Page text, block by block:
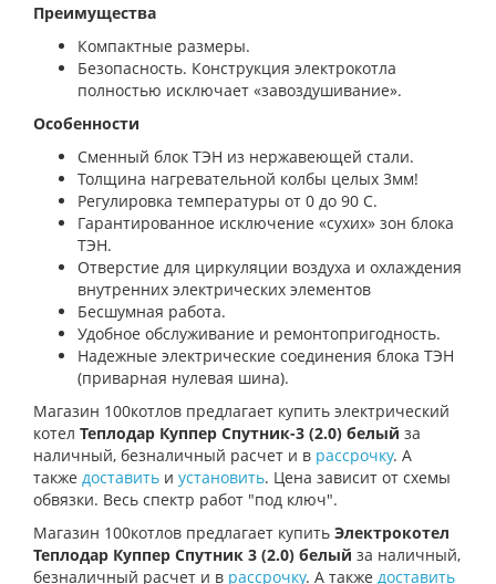
Преимущества
Компактные размеры.
Безопасность. Конструкция электрокотла
полностью исключает «завоздушивание».
Особенности
Сменный блок ТЭН из нержавеющей стали.
Толщина нагревательной колбы целых 3мм!
Регулировка температуры от 0 до 90 С.
Гарантированное исключение «сухих» зон блока
ТЭН.
Отверстие для циркуляции воздуха и охлаждения
внутренних электрических элементов
Бесшумная работа.
Удобное обслуживание и ремонтопригодность.
Надежные электрические соединения блока ТЭН
(приварная нулевая шина).
Магазин 100котлов предлагает купить электрический
котел Теплодар Куппер Спутник-3 (2.0) белый за
наличный, безналичный расчет и в рассрочку. А
также доставить и установить. Цена зависит от схемы
обвязки. Весь спектр работ "под ключ".
Магазин 100котлов предлагает купить Электрокотел
Теплодар Куппер Спутник 3 (2.0) белый за наличный,
безналичный расчет и в рассрочку. А также доставить